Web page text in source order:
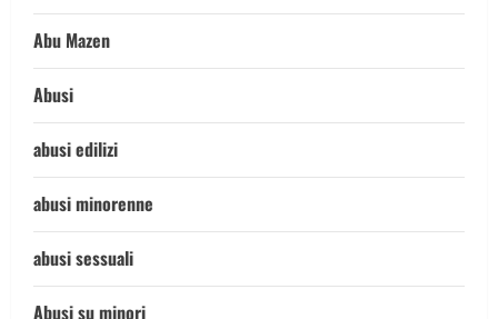
Abu Mazen
Abusi
abusi edilizi
abusi minorenne
abusi sessuali
Abusi su minori